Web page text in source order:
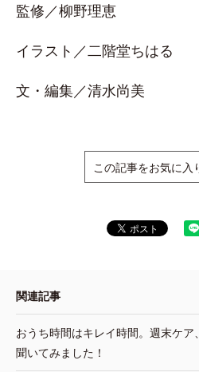
監修／柳野理恵
イラスト／二階堂ちはる
文・編集／清水尚美
この記事をお気に入
関連記事
おうち時間はキレイ時間。週末ケ
聞いてみました！